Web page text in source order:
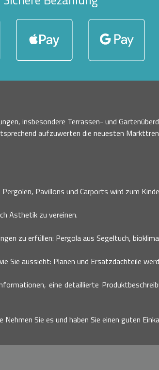
insbesondere Terrassen- und
aufzuwerten die neuesten
Pavillons und Carports wird zum
Ästhetik zu vereinen.
zu erfüllen: Pergola aus Segeltuch,
Sie aussieht: Planen und Ersatzdachteile
eine detaillierte
Sie es und haben Sie einen guten